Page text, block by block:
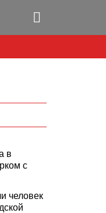
в
с
человек